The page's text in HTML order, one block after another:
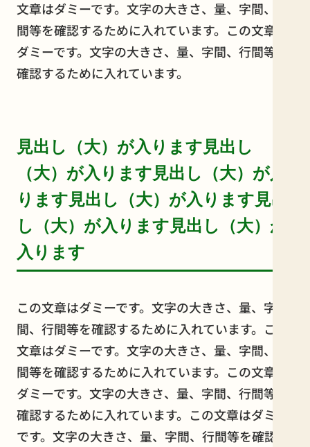
文章はダミーです。文字の大きさ、量、字間、行
間等を確認するために入れています。この文章は
ダミーです。文字の大きさ、量、字間、行間等を
確認するために入れています。
見出し（大）が入ります見出し
（大）が入ります見出し（大）が入
ります見出し（大）が入ります見出
し（大）が入ります見出し（大）が
入ります
この文章はダミーです。文字の大きさ、量、字
間、行間等を確認するために入れています。この
文章はダミーです。文字の大きさ、量、字間、行
間等を確認するために入れています。この文章は
ダミーです。文字の大きさ、量、字間、行間等を
確認するために入れています。この文章はダミー
です。文字の大きさ、量、字間、行間等を確認す